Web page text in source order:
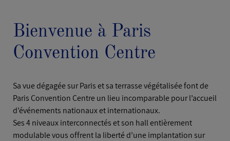
ESPACES
AGENDA
SOLUTIONS
RÉALISATIONS
AUTOUR DU LIEU
Bienvenue à Paris
Convention Centre
Sa vue dégagée sur Paris et sa terrasse végétalisée font de
Paris Convention Centre un lieu incomparable pour l’accueil
d’événements nationaux et internationaux.
Ses 4 niveaux interconnectés et son hall entièrement
modulable vous offrent la liberté d’une implantation sur